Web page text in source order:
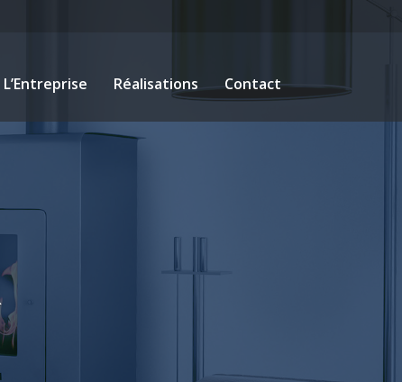
L’Entreprise Réalisations Contact